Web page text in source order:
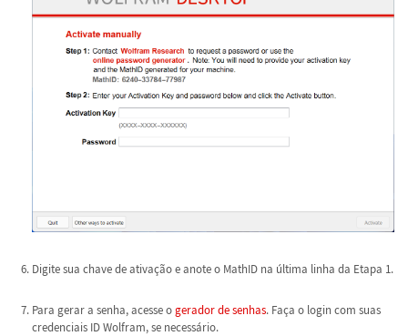
Digite sua chave de ativação e anote o MathID na última linha da Etapa 1.
Para gerar a senha, acesse ogerador de senhas. Faça o login com suas
credenciais ID Wolfram, se necessário.